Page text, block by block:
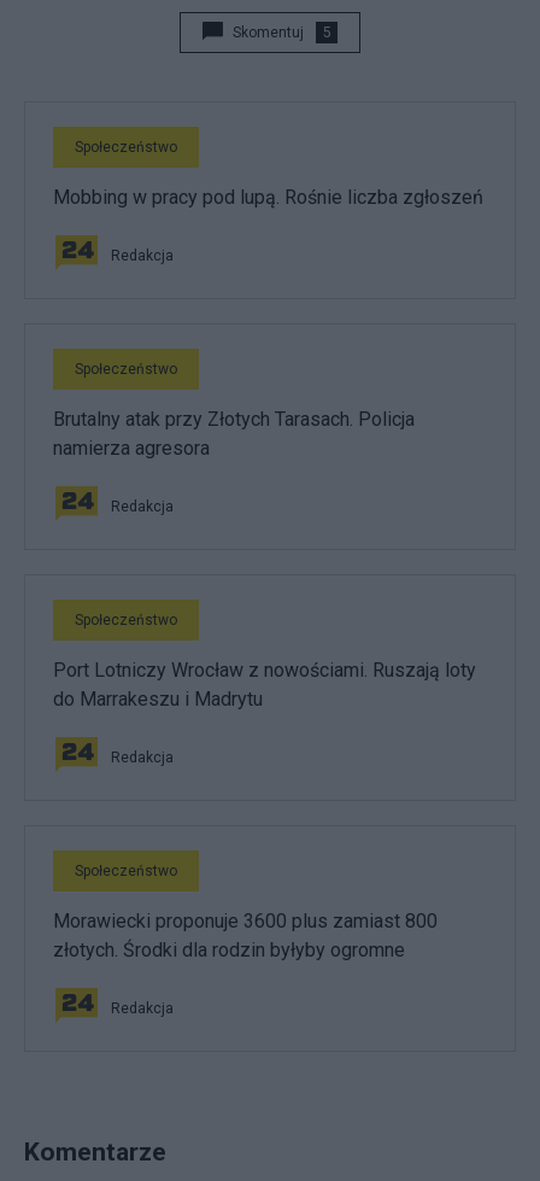
Skomentuj 5
Społeczeństwo
Mobbing w pracy pod lupą. Rośnie liczba zgłoszeń
Redakcja
Społeczeństwo
Brutalny atak przy Złotych Tarasach. Policja
namierza agresora
Redakcja
Społeczeństwo
Port Lotniczy Wrocław z nowościami. Ruszają loty
do Marrakeszu i Madrytu
Redakcja
Społeczeństwo
Morawiecki proponuje 3600 plus zamiast 800
złotych. Środki dla rodzin byłyby ogromne
Redakcja
Komentarze